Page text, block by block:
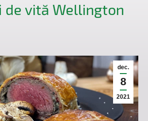
de vită Wellington
dec.
8
2021